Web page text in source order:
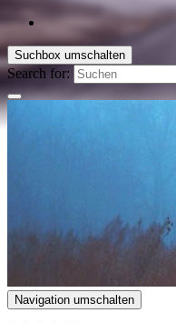
Suchbox umschalten
Search for:
Navigation umschalten